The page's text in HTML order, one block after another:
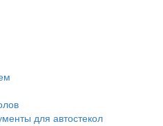
для автостекол